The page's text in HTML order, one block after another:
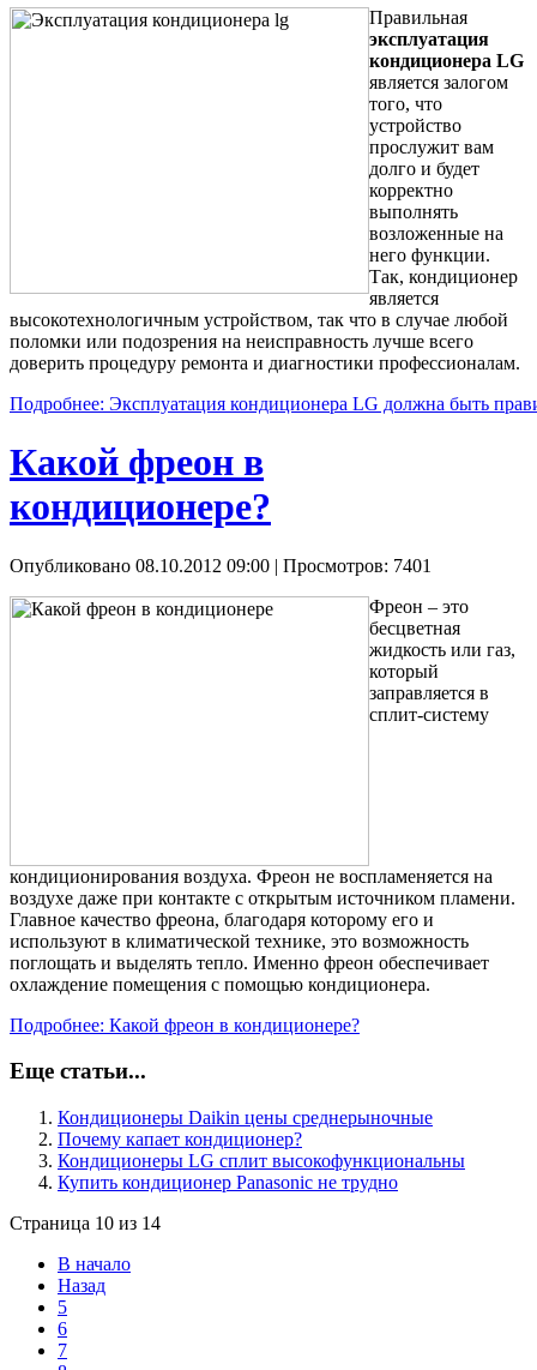
Правильная
эксплуатация
кондиционера LG
является залогом
того, что
устройство
прослужит вам
долго и будет
корректно
выполнять
возложенные на
него функции.
Так, кондиционер
является
высокотехнологичным устройством, так что в случае любой
поломки или подозрения на неисправность лучше всего
доверить процедуру ремонта и диагностики профессионалам.
Подробнее: Эксплуатация кондиционера LG должна быть
Какой фреон в
кондиционере?
Опубликовано 08.10.2012 09:00 | Просмотров: 7401
Фреон – это
бесцветная
жидкость или газ,
который
заправляется в
сплит-систему
кондиционирования воздуха. Фреон не воспламеняется на
воздухе даже при контакте с открытым источником пламени.
Главное качество фреона, благодаря которому его и
используют в климатической технике, это возможность
поглощать и выделять тепло. Именно фреон обеспечивает
охлаждение помещения с помощью кондиционера.
Подробнее: Какой фреон в кондиционере?
Еще статьи...
Кондиционеры Daikin цены среднерыночные
Почему капает кондиционер?
Кондиционеры LG сплит высокофункциональны
Купить кондиционер Рanasonic не трудно
Страница 10 из 14
В начало
Назад
5
6
7